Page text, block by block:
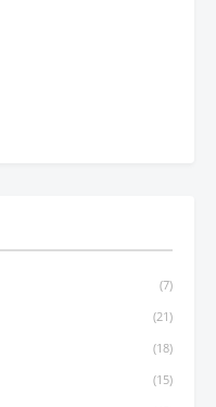
(7)
(21)
(18)
(15)